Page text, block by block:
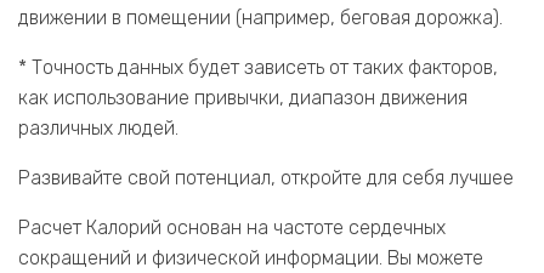
движении в помещении (например, беговая дорожка).
* Точность данных будет зависеть от таких факторов,
как использование привычки, диапазон движения
различных людей.
Развивайте свой потенциал, откройте для себя лучшее
Расчет Калорий основан на частоте сердечных
сокращений и физической информации. Вы можете